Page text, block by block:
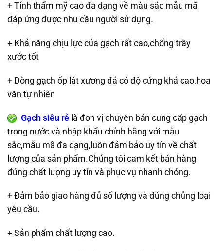
+ Tính thẩm mỹ cao đa dạng về màu sắc mẫu mã
đáp ứng được nhu cầu người sử dụng.
+ Khả năng chịu lực của gạch rất cao,chống trầy
xước tốt
+ Dòng gạch ốp lát xương đá có độ cứng khá cao,hoa
văn tự nhiên
Gạch siêu rẻ là đơn vị chuyên bán cung cấp gạch
trong nước và nhập khẩu chính hãng với màu
sắc,mẫu mã đa dạng,luôn đảm bảo uy tín về chất
lượng của sản phẩm.Chúng tôi cam kết bán hàng
đúng chất lượng uy tín và phục vụ nhanh chóng.
+ Đảm bảo giao hàng đủ số lượng và đúng chủng loại
yêu cầu.
+ Sản phẩm chất lượng cao.